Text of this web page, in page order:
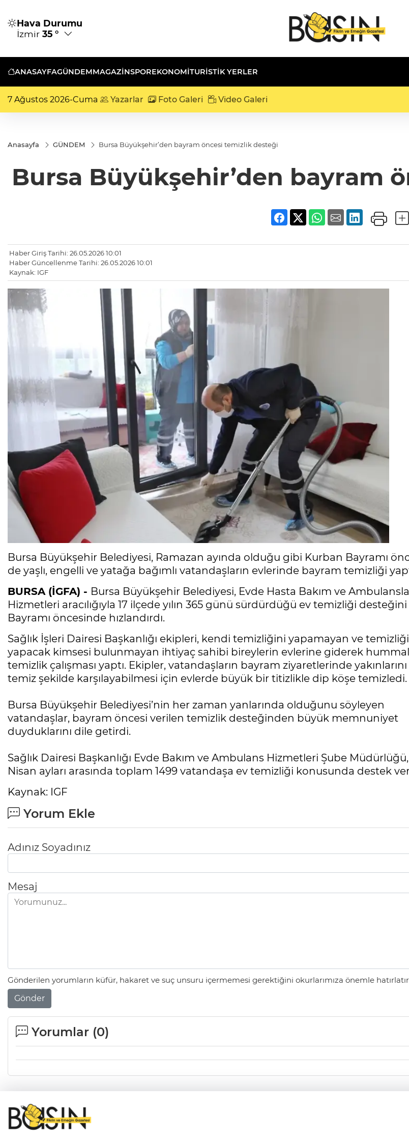
Hava Durumu
İzmir 35 °
ANASAYFAGÜNDEMMAGAZİNSPOREKONOMİTURISTIK YERLER
7 Ağustos 2026-Cuma Yazarlar Foto Galeri Video Galeri
Anasayfa GÜNDEM Bursa Büyükşehir’den bayram öncesi temizlik desteği
Bursa Büyükşehir’den bayram
Haber Giriş Tarihi: 26.05.2026 10:01
Haber Güncellenme Tarihi: 26.05.2026 10:01
Kaynak: IGF
Bursa Büyükşehir Belediyesi, Ramazan ayında olduğu gibi Kurban Bayramı
de yaşlı, engelli ve yatağa bağımlı vatandaşların evlerinde bayram temizliği
BURSA (İGFA) - Bursa Büyükşehir Belediyesi, Evde Hasta Bakım ve
Hizmetleri aracılığıyla 17 ilçede yılın 365 günü sürdürdüğü ev temizliği
Bayramı öncesinde hızlandırdı.
Sağlık İşleri Dairesi Başkanlığı ekipleri, kendi temizliğini yapamayan ve
yapacak kimsesi bulunmayan ihtiyaç sahibi bireylerin evlerine giderek
temizlik çalışması yaptı. Ekipler, vatandaşların bayram ziyaretlerinde
temiz şekilde karşılayabilmesi için evlerde büyük bir titizlikle dip köşe temizledi.
Bursa Büyükşehir Belediyesi’nin her zaman yanlarında olduğunu söyleyen
vatandaşlar, bayram öncesi verilen temizlik desteğinden büyük memnuniyet
duyduklarını dile getirdi.
Sağlık Dairesi Başkanlığı Evde Bakım ve Ambulans Hizmetleri Şube
Nisan ayları arasında toplam 1499 vatandaşa ev temizliği konusunda destek
Kaynak: IGF
Yorum Ekle
Adınız Soyadınız
Mesaj
Gönderilen yorumların küfür, hakaret ve suç unsuru içermemesi gerektiğini okurlarımıza önemle
Gönder
Yorumlar (0)